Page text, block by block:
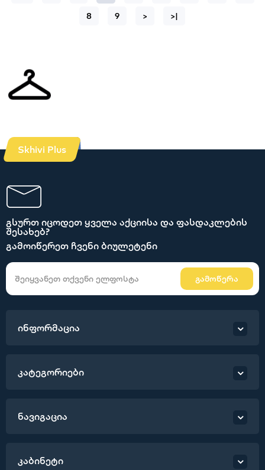
8 9 > >|
Skhivi Plus
გსურთ იცოდეთ ყველა აქციისა და ფასდაკლების
შესახებ?
გამოიწერეთ ჩვენი ბიულეტენი
გამოწერა
ინფორმაცია
კატეგორიები
ნავიგაცია
კაბინეტი